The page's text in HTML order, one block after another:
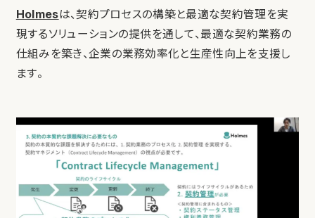
Holmesは、契約プロセスの構築と最適な契約管理を実
現するソリューションの提供を通して、最適な契約業務の
仕組みを築き、企業の業務効率化と生産性向上を支援し
ます。